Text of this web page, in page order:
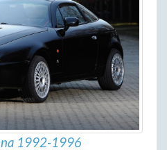
1992-1996